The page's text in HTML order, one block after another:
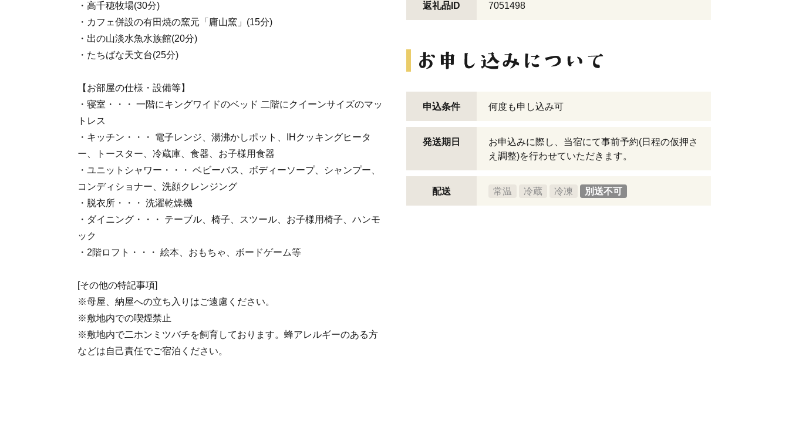
・高千穂牧場(30分)
・カフェ併設の有田焼の窯元「庸山窯」(15分)
・出の山淡水魚水族館(20分)
・たちばな天文台(25分)
【お部屋の仕様・設備等】
・寝室・・・ 一階にキングワイドのベッド 二階にクイーンサイズのマッ
トレス
・キッチン・・・ 電子レンジ、湯沸かしポット、IHクッキングヒータ
ー、トースター、冷蔵庫、食器、お子様用食器
・ユニットシャワー・・・ ベビーバス、ボディーソープ、シャンプー、
コンディショナー、洗顔クレンジング
・脱衣所・・・ 洗濯乾燥機
・ダイニング・・・ テーブル、椅子、スツール、お子様用椅子、ハンモ
ック
・2階ロフト・・・ 絵本、おもちゃ、ボードゲーム等
[その他の特記事項]
※母屋、納屋への立ち入りはご遠慮ください。
※敷地内での喫煙禁止
※敷地内で二ホンミツバチを飼育しております。蜂アレルギーのある方
などは自己責任でご宿泊ください。
返礼品ID 7051498
申込条件 何度も申し込み可
発送期日
お申込みに際し、当宿にて事前予約(日程の仮押さ
え調整)を行わせていただきます。
配送 常温 冷蔵 冷凍 別送不可